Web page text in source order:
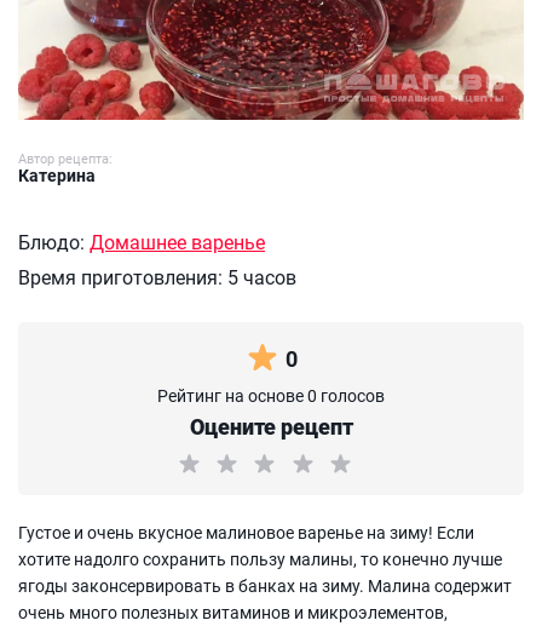
Автор рецепта:
Катерина
Блюдо: Домашнее варенье
Время приготовления: 5 часов
0
Рейтинг на основе 0 голосов
Оцените рецепт
Густое и очень вкусное малиновое варенье на зиму! Если
хотите надолго сохранить пользу малины, то конечно лучше
ягоды законсервировать в банках на зиму. Малина содержит
очень много полезных витаминов и микроэлементов,